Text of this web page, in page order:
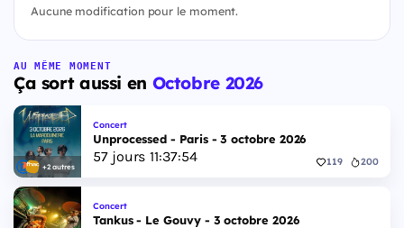
Aucune modification pour le moment.
AU MÊME MOMENT
Ça sort aussi en Octobre 2026
+2 autres
Concert
Unprocessed - Paris - 3 octobre 2026
57jours 11:37:53 119 200
Concert
Tankus - Le Gouvy - 3 octobre 2026